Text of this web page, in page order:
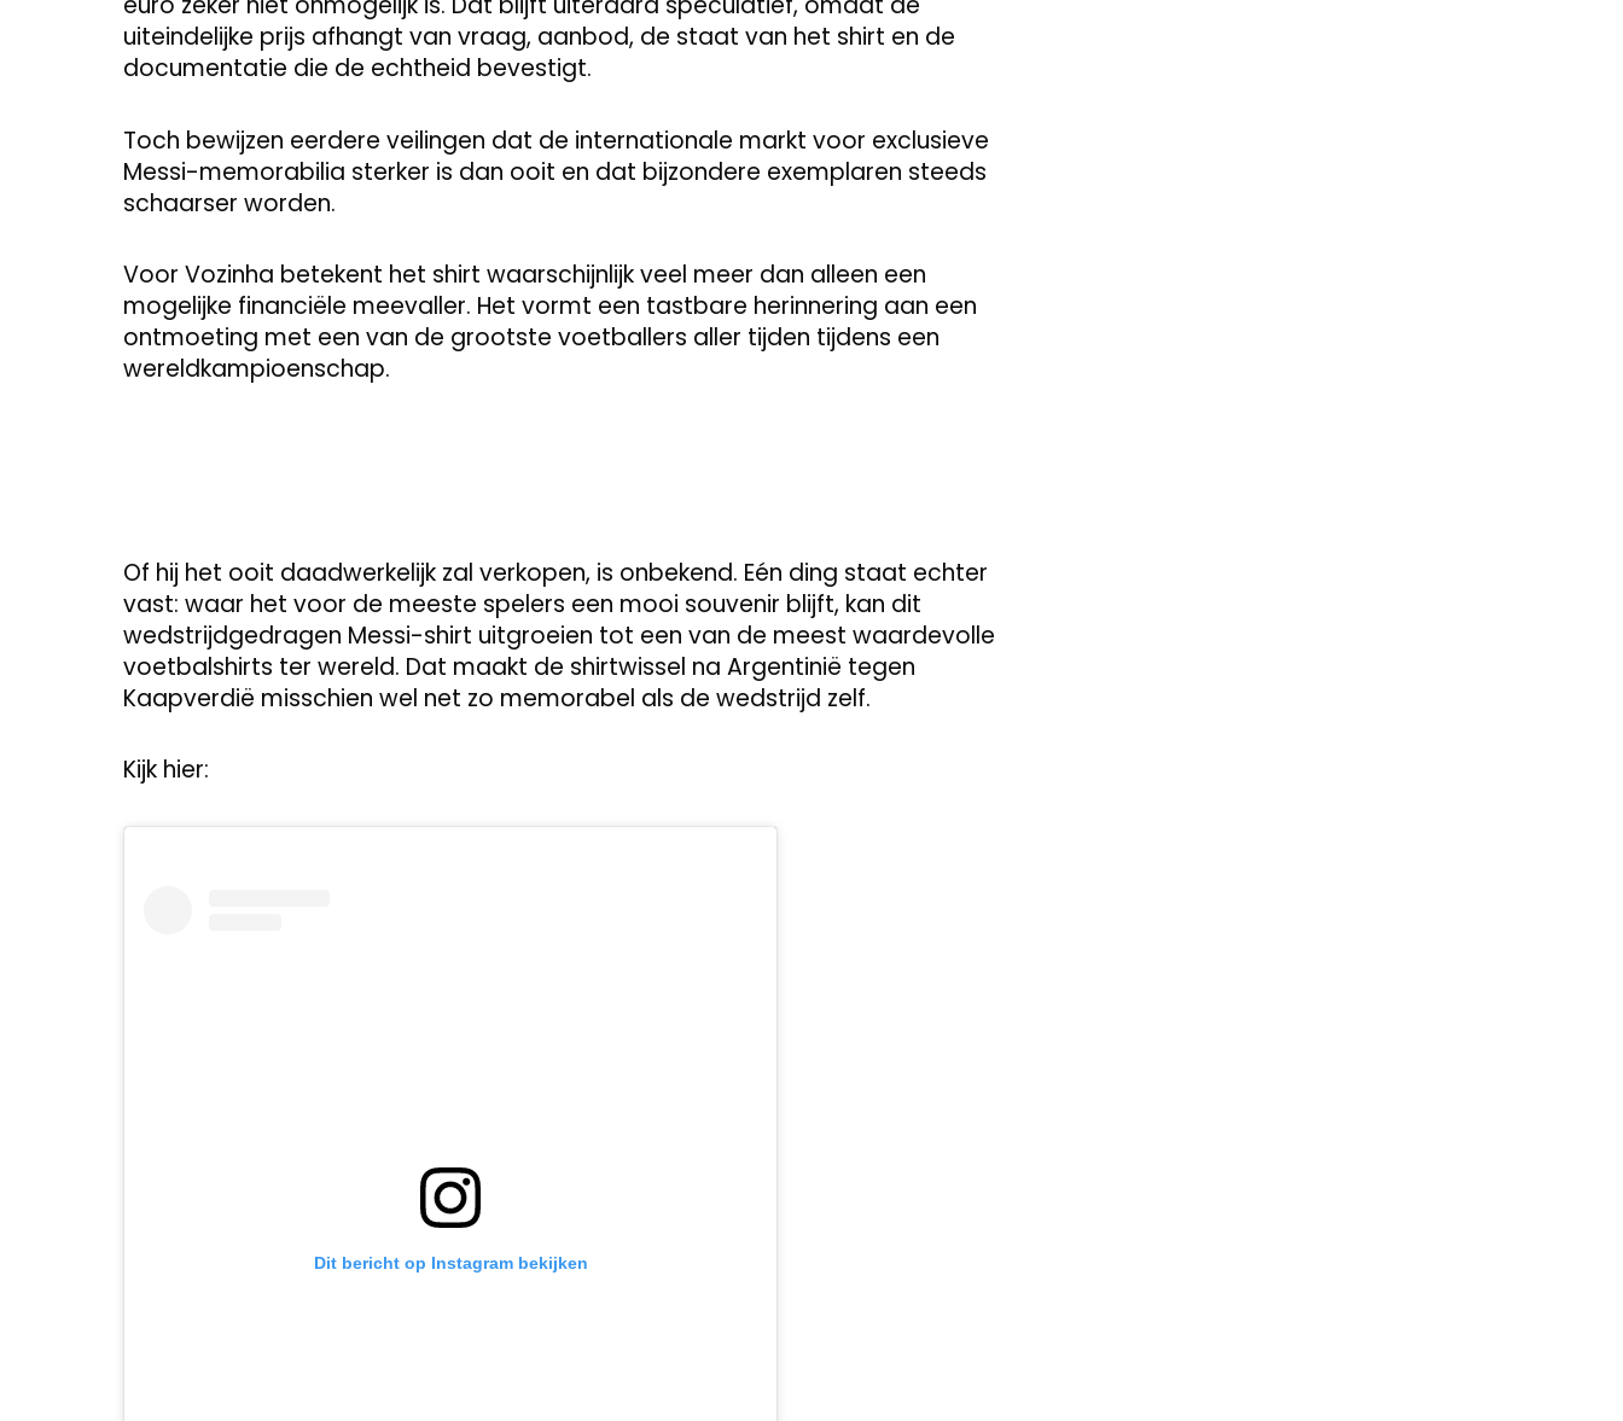
uiteindelijke prijs afhangt van vraag, aanbod, de staat van het shirt en de
documentatie die de echtheid bevestigt.
Toch bewijzen eerdere veilingen dat de internationale markt voor exclusieve
Messi-memorabilia sterker is dan ooit en dat bijzondere exemplaren steeds
schaarser worden.
Voor Vozinha betekent het shirt waarschijnlijk veel meer dan alleen een
mogelijke financiële meevaller. Het vormt een tastbare herinnering aan een
ontmoeting met een van de grootste voetballers aller tijden tijdens een
wereldkampioenschap.
Of hij het ooit daadwerkelijk zal verkopen, is onbekend. Eén ding staat echter
vast: waar het voor de meeste spelers een mooi souvenir blijft, kan dit
wedstrijdgedragen Messi-shirt uitgroeien tot een van de meest waardevolle
voetbalshirts ter wereld. Dat maakt de shirtwissel na Argentinië tegen
Kaapverdië misschien wel net zo memorabel als de wedstrijd zelf.
Kijk hier:
Dit bericht op Instagram bekijken